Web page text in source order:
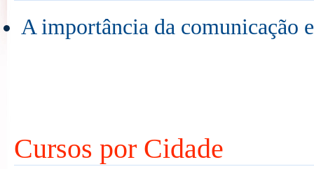
A importância da comunicação
Cursos por Cidade